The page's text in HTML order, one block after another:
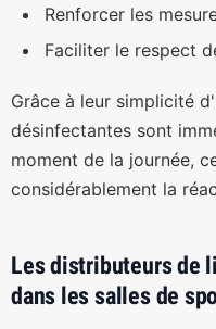
Renforcer les
Faciliter le respect
Grâce à leur simplicité
désinfectantes sont
moment de la journée,
considérablement la
Les distributeurs de
dans les salles de